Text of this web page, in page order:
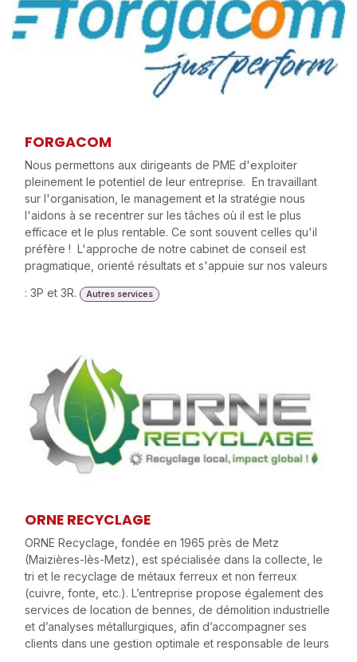
FORGACOM
Nous permettons aux dirigeants de PME d'exploiter
pleinement le potentiel de leur entreprise. ‍ En travaillant
sur l'organisation, le management et la stratégie nous
l'aidons à se recentrer sur les tâches où il est le plus
efficace et le plus rentable. Ce sont souvent celles qu'il
préfère ! ‍ L'approche de notre cabinet de conseil est
pragmatique, orienté résultats et s'appuie sur nos valeurs
: 3P et 3R.
Autres services
ORNE RECYCLAGE
ORNE Recyclage, fondée en 1965 près de Metz
(Maizières-lès-Metz), est spécialisée dans la collecte, le
tri et le recyclage de métaux ferreux et non ferreux
(cuivre, fonte, etc.). L’entreprise propose également des
services de location de bennes, de démolition industrielle
et d’analyses métallurgiques, afin d’accompagner ses
clients dans une gestion optimale et responsable de leurs